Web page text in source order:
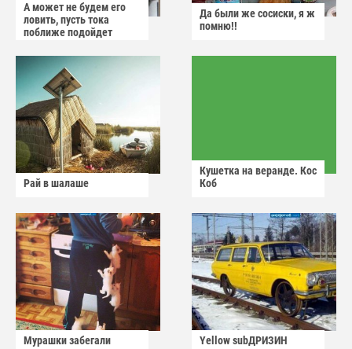
А может не будем его
ловить, пусть тока
поближе подойдет
Да были же сосиски, я ж
помню!!
Рай в шалаше
Кушетка на веранде. Кос
Коб
Мурашки забегали Yellow subДРИЗИН